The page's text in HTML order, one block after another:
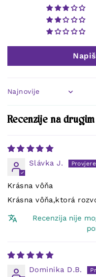
Sort by
Recenzije na
Slávka J.
Krásna vôňa
Krásna vôňa,ktorá
Recenzija nije
Dominika D.B.